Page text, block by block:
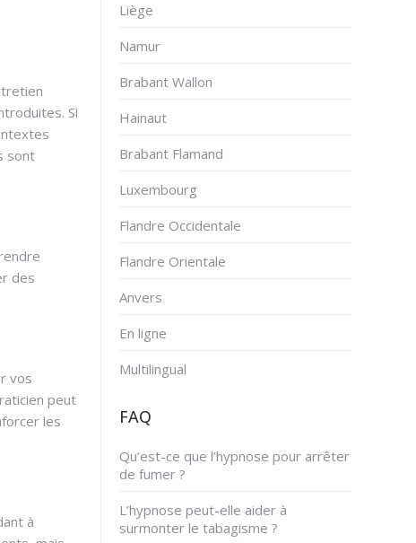
Si
sont
des
vos
peut
les
à
Liège
Namur
Brabant Wallon
Hainaut
Brabant Flamand
Luxembourg
Flandre Occidentale
Flandre Orientale
Anvers
En ligne
Multilingual
FAQ
Qu’est-ce que l’hypnose pour arrêter
de fumer ?
L’hypnose peut-elle aider à
surmonter le tabagisme ?